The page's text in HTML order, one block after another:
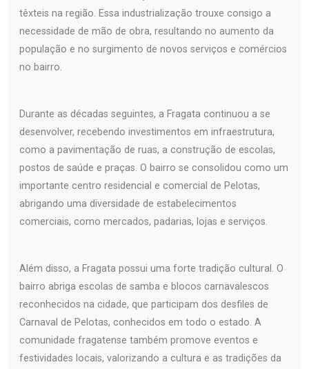
têxteis na região. Essa industrialização trouxe consigo a
necessidade de mão de obra, resultando no aumento da
população e no surgimento de novos serviços e comércios
no bairro.
Durante as décadas seguintes, a Fragata continuou a se
desenvolver, recebendo investimentos em infraestrutura,
como a pavimentação de ruas, a construção de escolas,
postos de saúde e praças. O bairro se consolidou como um
importante centro residencial e comercial de Pelotas,
abrigando uma diversidade de estabelecimentos
comerciais, como mercados, padarias, lojas e serviços.
Além disso, a Fragata possui uma forte tradição cultural. O
bairro abriga escolas de samba e blocos carnavalescos
reconhecidos na cidade, que participam dos desfiles de
Carnaval de Pelotas, conhecidos em todo o estado. A
comunidade fragatense também promove eventos e
festividades locais, valorizando a cultura e as tradições da